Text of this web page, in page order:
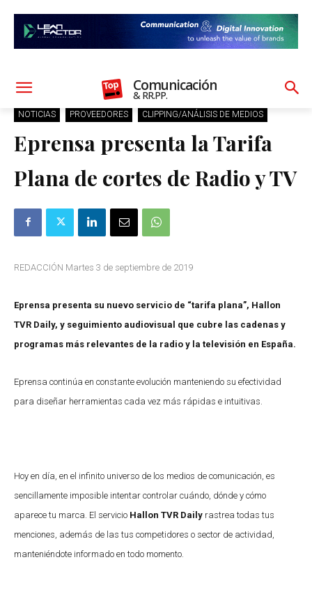
Comunicación
& RR.PP.
NOTICIAS PROVEEDORES CLIPPING/ANÁLISIS DE MEDIOS
Eprensa presenta la Tarifa
Plana de cortes de Radio y TV
REDACCIÓN Martes 3 de septiembre de 2019
Eprensa presenta su nuevo servicio de “tarifa plana”, Hallon
TVR Daily, y seguimiento audiovisual que cubre las cadenas y
programas más relevantes de la radio y la televisión en España.
Eprensa continúa en constante evolución manteniendo su efectividad
para diseñar herramientas cada vez más rápidas e intuitivas.
Hoy en día, en el infinito universo de los medios de comunicación, es
sencillamente imposible intentar controlar cuándo, dónde y cómo
aparece tu marca. El servicio Hallon TVR Daily rastrea todas tus
menciones, además de las tus competidores o sector de actividad,
manteniéndote informado en todo momento.